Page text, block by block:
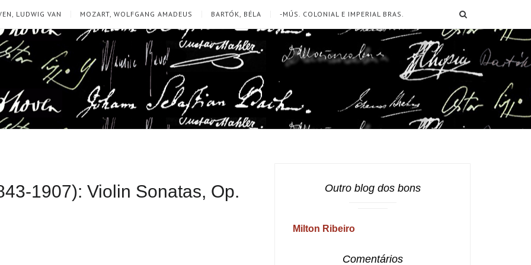
LUDWIG VAN MOZART, WOLFGANG AMADEUS BARTÓK, BÉLA -MÚS. COLONIAL E IMPERIAL BRAS.
1907): Violin Sonatas, Op.
Outro blog dos bons
Milton Ribeiro
Comentários